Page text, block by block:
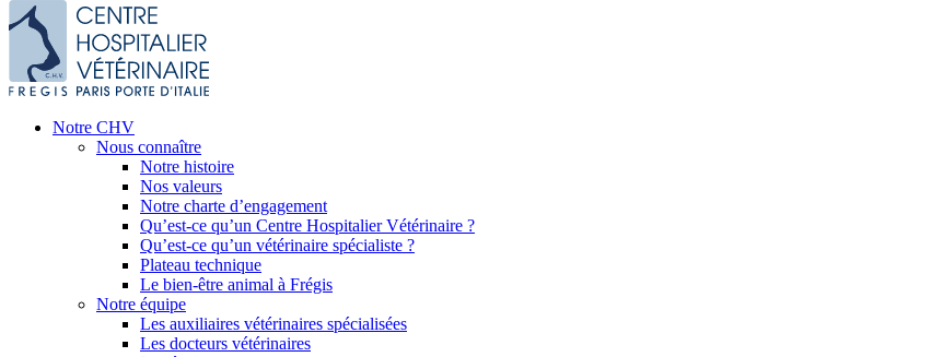
Notre CHV
Nous connaître
Notre histoire
Nos valeurs
Notre charte d’engagement
Qu’est-ce qu’un Centre Hospitalier Vétérinaire ?
Qu’est-ce qu’un vétérinaire spécialiste ?
Plateau technique
Le bien-être animal à Frégis
Notre équipe
Les auxiliaires vétérinaires spécialisées
Les docteurs vétérinaires